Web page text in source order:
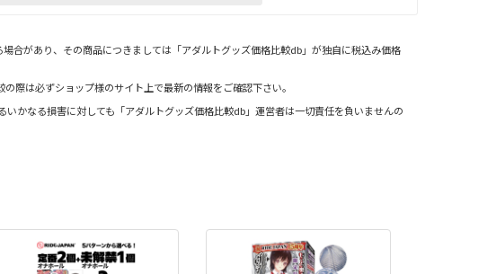
合があり、その商品につきましては「アダルトグッズ価格比較db」が独自に税込み価格
際は必ずショップ様のサイト上で最新の情報をご確認下さい。
かなる損害に対しても「アダルトグッズ価格比較db」運営者は一切責任を負いませんの